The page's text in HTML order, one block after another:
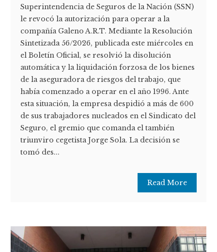
Superintendencia de Seguros de la Nación (SSN)
le revocó la autorización para operar a la
compañía Galeno A.R.T. Mediante la Resolución
Sintetizada 56/2026, publicada este miércoles en
el Boletín Oficial, se resolvió la disolución
automática y la liquidación forzosa de los bienes
de la aseguradora de riesgos del trabajo, que
había comenzado a operar en el año 1996. Ante
esta situación, la empresa despidió a más de 600
de sus trabajadores nucleados en el Sindicato del
Seguro, el gremio que comanda el también
triunviro cegetista Jorge Sola. La decisión se
tomó des...
Read More